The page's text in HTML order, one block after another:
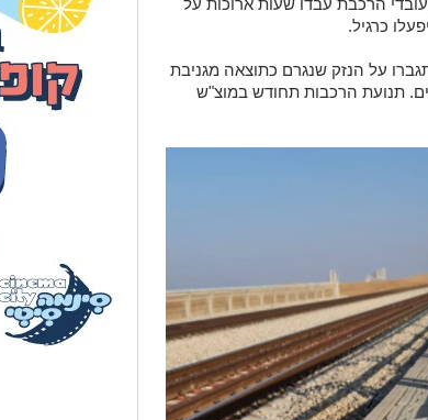
כרגיל.
על הנזק שנגרם כתוצאה מגניבת
תנועת הרכבות תחודש במוצ"ש